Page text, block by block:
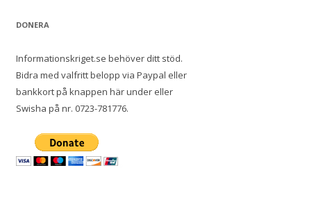
DONERA
Informationskriget.se behöver ditt stöd.
Bidra med valfritt belopp via Paypal eller
bankkort på knappen här under eller
Swisha på nr. 0723-781776.